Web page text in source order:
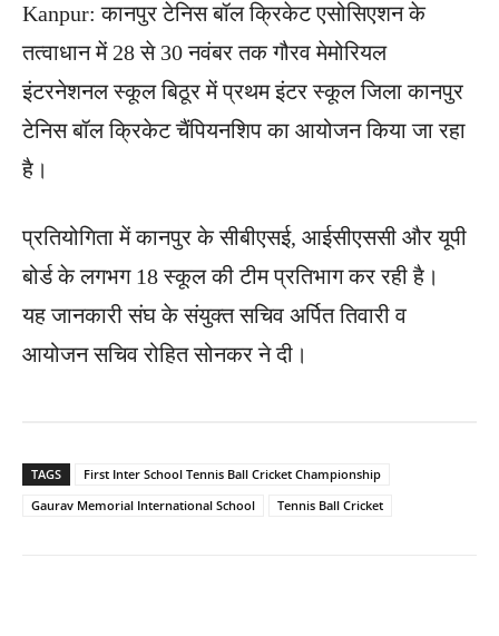
Kanpur: कानपुर टेनिस बॉल क्रिकेट एसोसिएशन के
तत्वाधान में 28 से 30 नवंबर तक गौरव मेमोरियल
इंटरनेशनल स्कूल बिठूर में प्रथम इंटर स्कूल जिला कानपुर
टेनिस बॉल क्रिकेट चैंपियनशिप का आयोजन किया जा रहा
है।
प्रतियोगिता में कानपुर के सीबीएसई, आईसीएससी और यूपी
बोर्ड के लगभग 18 स्कूल की टीम प्रतिभाग कर रही है।
यह जानकारी संघ के संयुक्त सचिव अर्पित तिवारी व
आयोजन सचिव रोहित सोनकर ने दी।
TAGS
First Inter School Tennis Ball Cricket Championship
Gaurav Memorial International School
Tennis Ball Cricket